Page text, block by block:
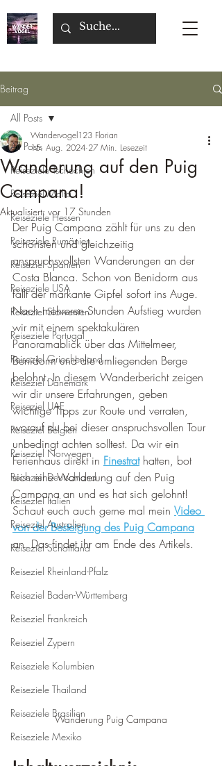
Beitrag
All Posts
Reiseziele Tschechien
Reiseziel Malta
Reiseziele Hessen
Reiseziele Rumänien
Reiseziel Spanien
Reiseziele USA
Reiseziel Slowenien
Reiseziele Portugal
Reiseziel Griechenland
Reiseziel Dänemark
Reiseziel UAE
Reiseziel Belgien
Reiseziel Norwegen
Reiseziel Deutschland
Reiseziel Italien
Reiseziel Australien
Reiseziel Schottland
Reiseziel Rheinland-Pfalz
Reiseziel Baden-Württemberg
Reiseziel Frankreich
Reiseziel Zypern
Reiseziele Kolumbien
Reiseziele Thailand
Reiseziele Brasilien
Reiseziele Mexiko
All Posts
Wanderung auf den Puig
Campana!
Wandervogel123 Florian
15. Aug. 2024 27 Min. Lesezeit
Aktualisiert: vor 17 Stunden
Der Puig Campana zählt für uns zu den
schönsten und gleichzeitig
anspruchsvollsten Wanderungen an der
Costa Blanca. Schon von Benidorm aus
fällt der markante Gipfel sofort ins Auge.
Nach mehreren Stunden Aufstieg wurden
wir mit einem spektakulären
Panoramablick über das Mittelmeer,
Benidorm und die umliegenden Berge
belohnt. In diesem Wanderbericht zeigen
wir dir unsere Erfahrungen, geben
wichtige Tipps zur Route und verraten,
worauf du bei dieser anspruchsvollen Tour
unbedingt achten solltest. Da wir ein
Ferienhaus direkt in Finestrat hatten, bot
sich eine Wanderung auf den Puig
Campana an und es hat sich gelohnt!
Schaut euch auch gerne mal mein Video
von der Besteigung des Puig Campana
an. Das findet ihr am Ende des Artikels.
Wanderung Puig Campana